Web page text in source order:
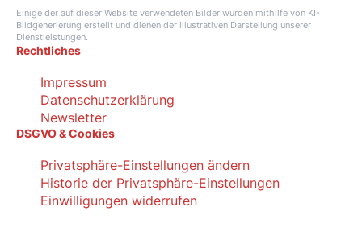
Einige der auf dieser Website verwendeten Bilder wurden mithilfe von KI-
Bildgenerierung erstellt und dienen der illustrativen Darstellung unserer
Dienstleistungen.
Rechtliches
Impressum
Datenschutzerklärung
Newsletter
DSGVO & Cookies
Privatsphäre-Einstellungen ändern
Historie der Privatsphäre-Einstellungen
Einwilligungen widerrufen